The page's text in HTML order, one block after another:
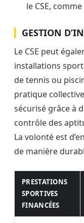
le CSE,
GESTION
Le CSE peut
installations
de tennis ou
pratique
sécurisé grâce à
contrôle des
La volonté est
de manière
PRESTATIONS
SPORTIVES
FINANCÉES